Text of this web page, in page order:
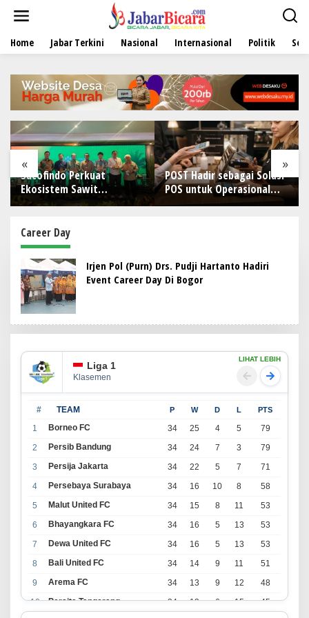
t
Home Jabar Terkini Nasional Internasional Politik
« »
Sucofindo Perkuat
Ekosistem Sawit
Berkelanjutan melalui
POST Hadir sebagai Solusi
POS untuk Operasional
Restoran
Career Day
Irjen Pol (Purn) Drs. Pudji Hartanto Hadiri
Event Career Day Di Bogor
Liga 1
Klasemen
LIHAT LEBIH
# TEAM P W D L PTS
1 Borneo FC 34 25 4 5
79
2
Persib Bandung 34 24 7 3
79
3
Persija Jakarta 34 22 5 7
71
4
Persebaya Surabaya 34 16 10 8
58
5
Malut United FC 34 15 8 11
53
6
Bhayangkara FC 34 16 5 13
53
7
Dewa United FC 34 16 5 13
53
8
Bali United FC 34 14 9 11
51
9
Arema FC 34 13 9 12
48
10
Persita Tangerang 34 13 6 15
45